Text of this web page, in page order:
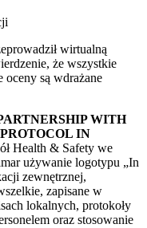
wirtualną
że wszystkie
oceny są wdrażane
WITH
IN
Health & Safety we
używanie logotypu „In
zewnętrznej,
zapisane w
lokalnych, protokoły
oraz stosowanie